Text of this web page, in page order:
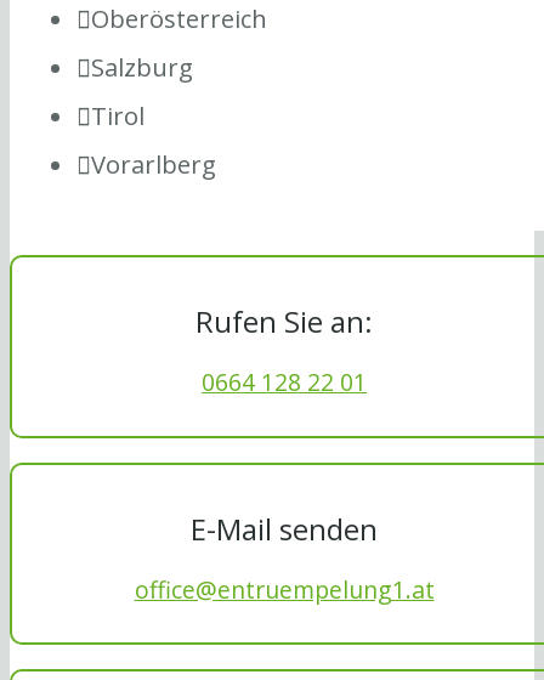
Oberösterreich
Salzburg
Tirol
Vorarlberg
Rufen Sie an:
0664 128 22 01
E-Mail senden
office@entruempelung1.at